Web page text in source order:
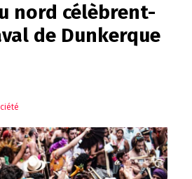
nord célèbrent-
de Dunkerque